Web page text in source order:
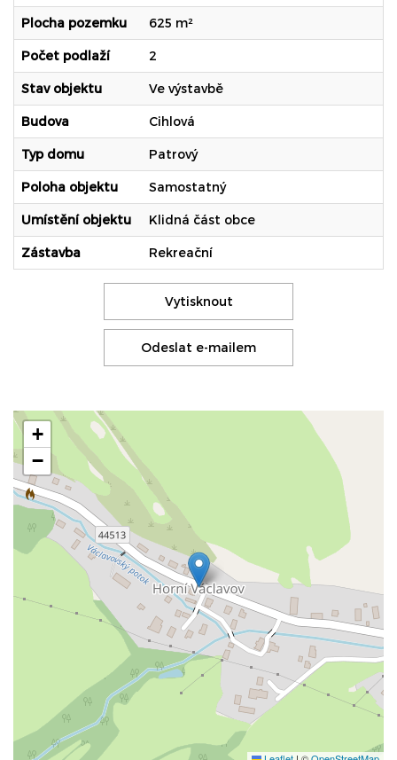
Plocha pozemku 625 m²
Počet podlaží 2
Stav objektu Ve výstavbě
Budova Cihlová
Typ domu Patrový
Poloha objektu Samostatný
Umístění objektu Klidná část obce
Zástavba Rekreační
Vytisknout
Odeslat e-mailem
+
−